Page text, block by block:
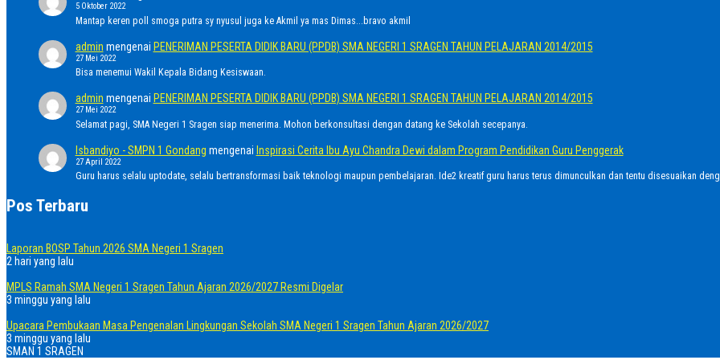
5 Oktober 2022
Mantap keren poll smoga putra sy nyusul juga ke Akmil ya mas Dimas...bravo akmil
admin mengenai PENERIMAN PESERTA DIDIK BARU (PPDB) SMA NEGERI 1 SRAGEN TAHUN PELAJARAN 2014/2015
27 Mei 2022
Bisa menemui Wakil Kepala Bidang Kesiswaan.
admin mengenai PENERIMAN PESERTA DIDIK BARU (PPDB) SMA NEGERI 1 SRAGEN TAHUN PELAJARAN 2014/2015
27 Mei 2022
Selamat pagi, SMA Negeri 1 Sragen siap menerima. Mohon berkonsultasi dengan datang ke Sekolah secepanya.
Isbandiyo - SMPN 1 Gondang mengenai Inspirasi Cerita Ibu Ayu Chandra Dewi dalam Program Pendidikan Guru Penggerak
27 April 2022
Guru harus selalu uptodate, selalu bertransformasi baik teknologi maupun pembelajaran. Ide2 kreatif guru harus terus dimunculkan dan tentu disesuaikan
Pos Terbaru
Laporan BOSP Tahun 2026 SMA Negeri 1 Sragen
2 hari yang lalu
MPLS Ramah SMA Negeri 1 Sragen Tahun Ajaran 2026/2027 Resmi Digelar
3 minggu yang lalu
Upacara Pembukaan Masa Pengenalan Lingkungan Sekolah SMA Negeri 1 Sragen Tahun Ajaran 2026/2027
3 minggu yang lalu
SMAN 1 SRAGEN